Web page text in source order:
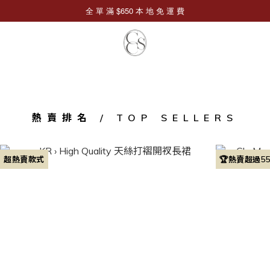
熱賣排名 / TOP SELLERS
超熱賣款式 🏆熱賣超過